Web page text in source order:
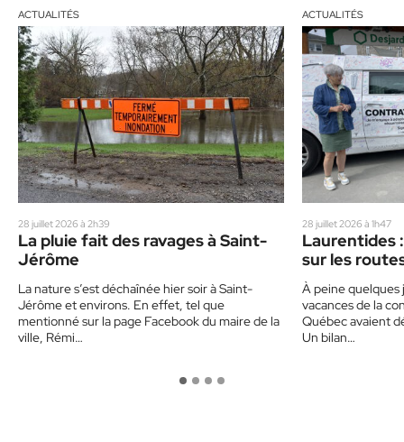
ACTUALITÉS
28 juillet 2026 à 2h39
La pluie fait des ravages à Saint-
Jérôme
La nature s’est déchaînée hier soir à Saint-
Jérôme et environs. En effet, tel que
mentionné sur la page Facebook du maire de la
ville, Rémi…
ACTUALITÉS
28 juillet 2026 à 1h47
Laurentides
sur les
un corbillard
sensibiliser
À peine quelques
vacances de la
Québec avaient
Un bilan…